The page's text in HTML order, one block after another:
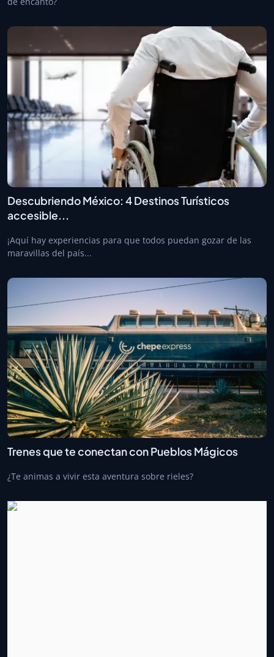
Descubriendo México: 4 Destinos Turísticos
accesible...
¡Aquí hay experiencias para que todos puedan gozar de las
maravillas del país...
Trenes que te conectan con Pueblos Mágicos
¿Te animas a vivir esta aventura sobre rieles?